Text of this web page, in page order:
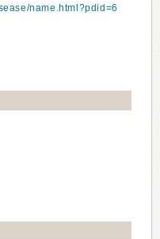
name.html?pdid=6